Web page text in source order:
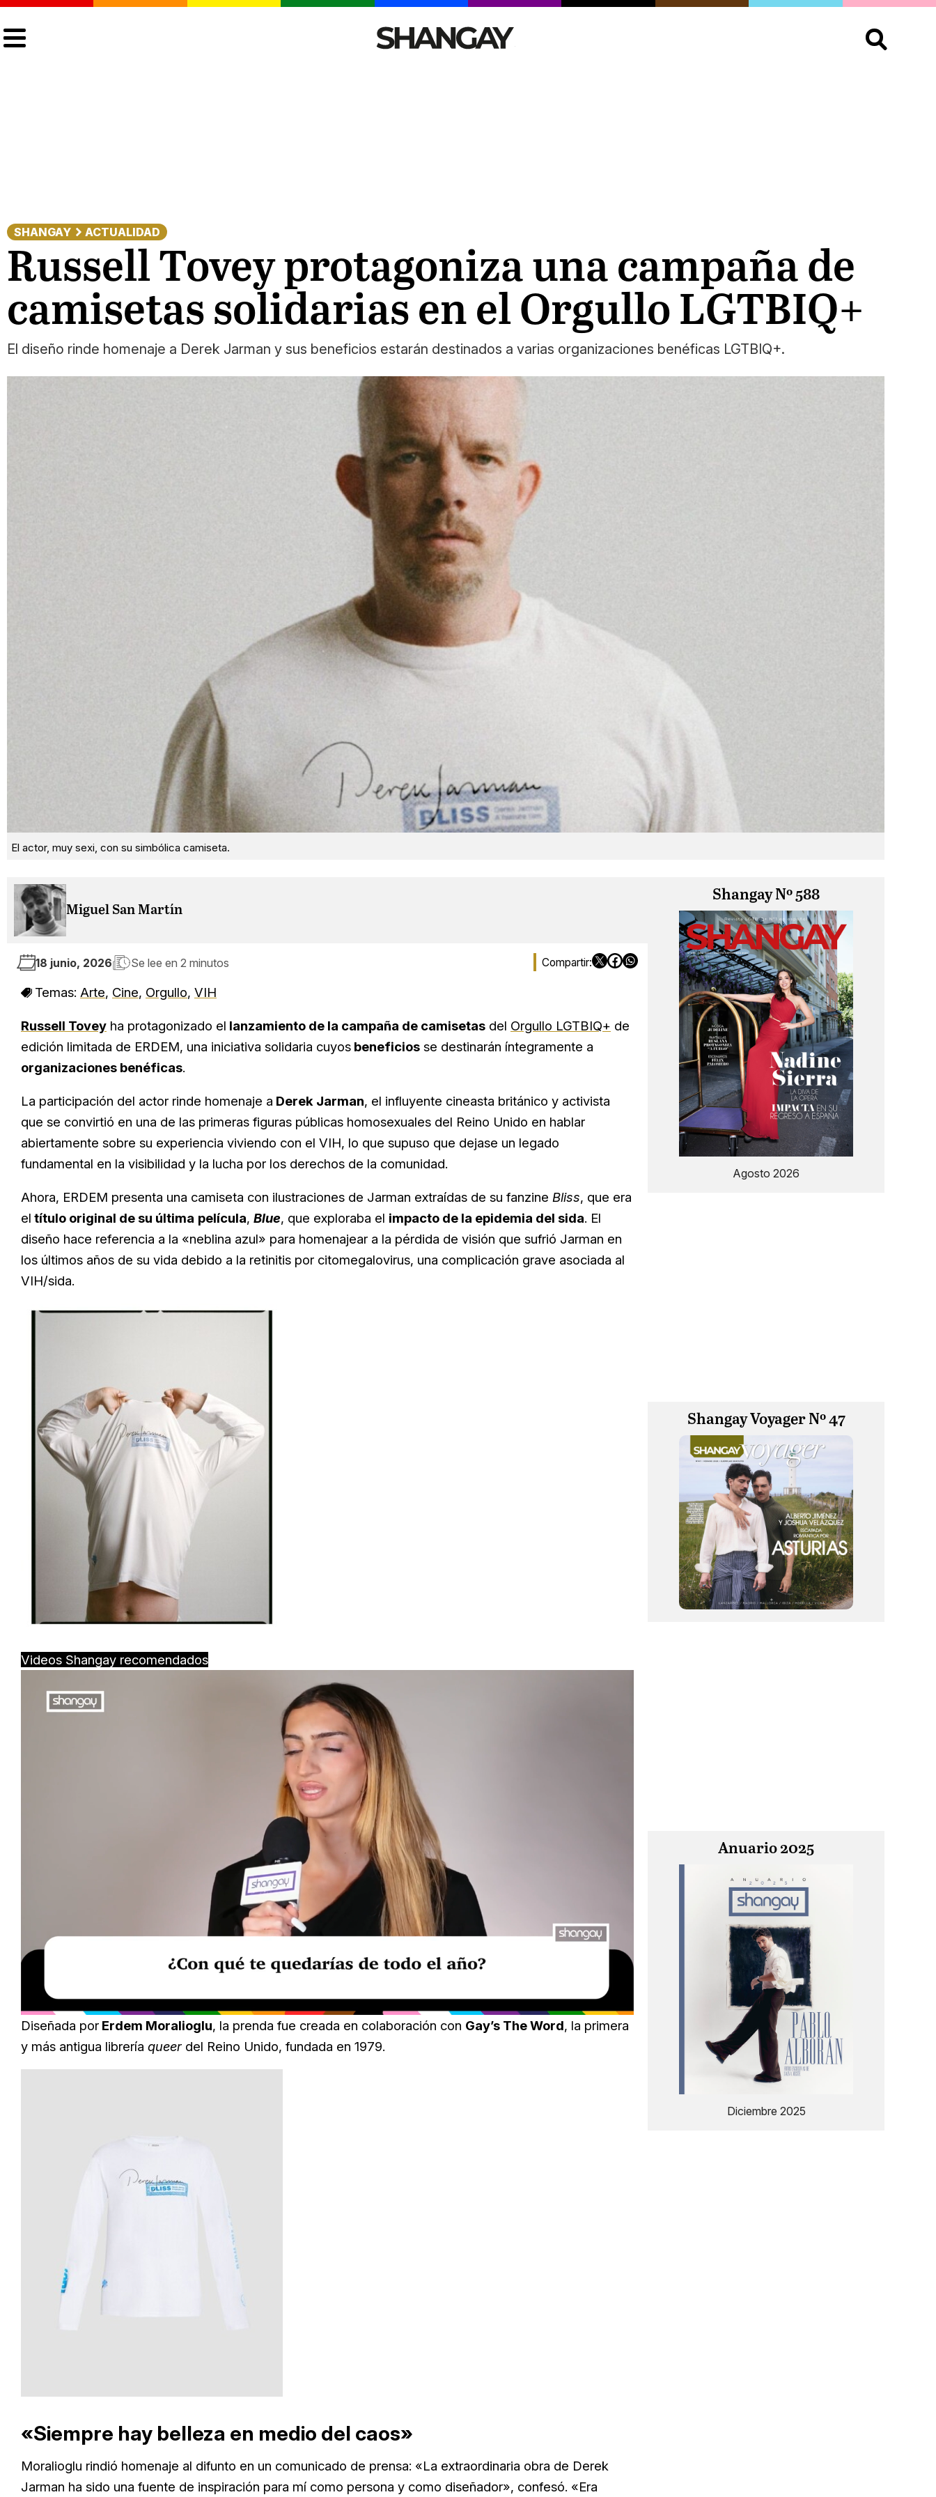
Buscar:
SHANGAY ACTUALIDAD
Russell Tovey protagoniza una campaña de
camisetas solidarias en el Orgullo LGTBIQ+
El diseño rinde homenaje a Derek Jarman y sus beneficios estarán destinados a varias organizaciones benéficas LGTBIQ+.
El actor, muy sexi, con su simbólica camiseta.
Miguel San Martín
18 junio, 2026 Se lee en 2 minutos
Temas: Arte, Cine, Orgullo, VIH
Russell Tovey ha protagonizado el lanzamiento de la campaña de camisetas del Orgullo LGTBIQ+ de
edición limitada de ERDEM, una iniciativa solidaria cuyos beneficios se destinarán íntegramente a
organizaciones benéficas.
La participación del actor rinde homenaje a Derek Jarman, el influyente cineasta británico y activista
que se convirtió en una de las primeras figuras públicas homosexuales del Reino Unido en hablar
abiertamente sobre su experiencia viviendo con el VIH, lo que supuso que dejase un legado
fundamental en la visibilidad y la lucha por los derechos de la comunidad.
Ahora, ERDEM presenta una camiseta con ilustraciones de Jarman extraídas de su fanzine Bliss, que era
el título original de su última película, Blue, que exploraba el impacto de la epidemia del sida. El
diseño hace referencia a la «neblina azul» para homenajear a la pérdida de visión que sufrió Jarman en
los últimos años de su vida debido a la retinitis por citomegalovirus, una complicación grave asociada al
VIH/sida.
Videos Shangay recomendados
39.56%
Diseñada por Erdem Moralioglu, la prenda fue creada en colaboración con Gay’s The Word, la primera
y más antigua librería queer del Reino Unido, fundada en 1979.
«Siempre hay belleza en medio del caos»
Moralioglu rindió homenaje al difunto en un comunicado de prensa: «La extraordinaria obra de Derek
Jarman ha sido una fuente de inspiración para mí como persona y como diseñador», confesó. «Era
Shangay Nº 588
Agosto 2026
Shangay Voyager Nº 47
Anuario 2025
Diciembre 2025